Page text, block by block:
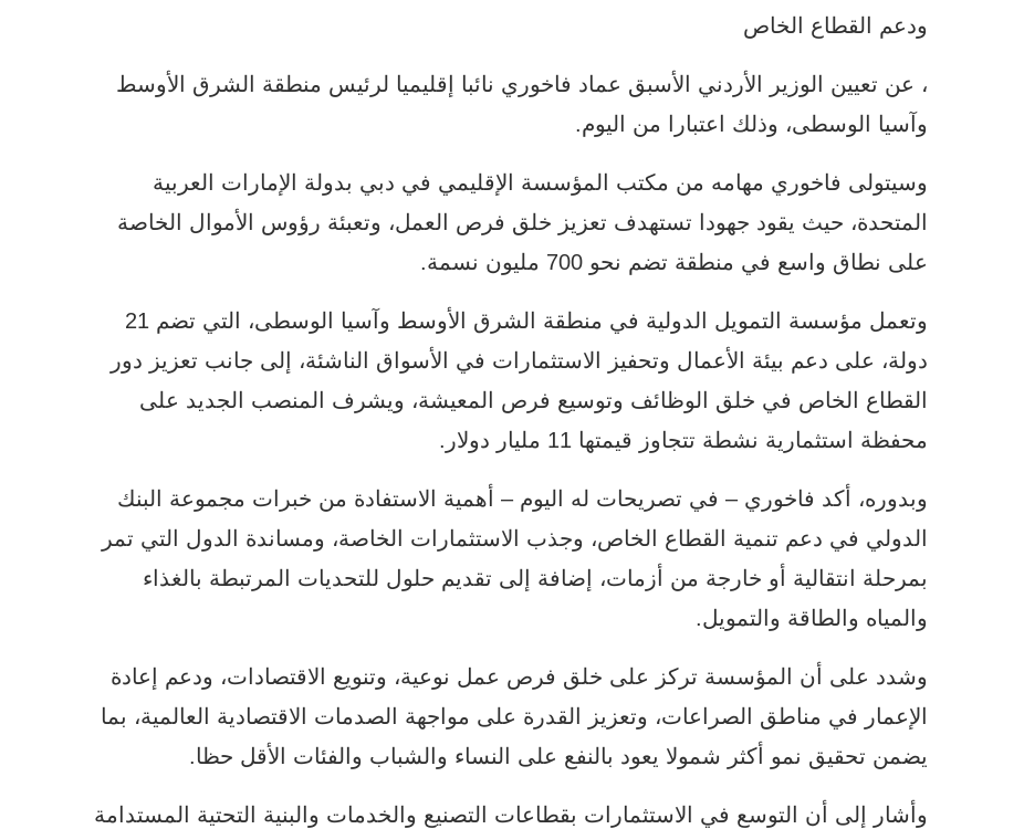
ودعم القطاع الخاص
، عن تعيين الوزير الأردني الأسبق عماد فاخوري نائبا إقليميا لرئيس منطقة الشرق الأوسط
وآسيا الوسطى، وذلك اعتبارا من اليوم.
وسيتولى فاخوري مهامه من مكتب المؤسسة الإقليمي في دبي بدولة الإمارات العربية
المتحدة، حيث يقود جهودا تستهدف تعزيز خلق فرص العمل، وتعبئة رؤوس الأموال الخاصة
على نطاق واسع في منطقة تضم نحو 700 مليون نسمة.
وتعمل مؤسسة التمويل الدولية في منطقة الشرق الأوسط وآسيا الوسطى، التي تضم 21
دولة، على دعم بيئة الأعمال وتحفيز الاستثمارات في الأسواق الناشئة، إلى جانب تعزيز دور
القطاع الخاص في خلق الوظائف وتوسيع فرص المعيشة، ويشرف المنصب الجديد على
محفظة استثمارية نشطة تتجاوز قيمتها 11 مليار دولار.
وبدوره، أكد فاخوري – في تصريحات له اليوم – أهمية الاستفادة من خبرات مجموعة البنك
الدولي في دعم تنمية القطاع الخاص، وجذب الاستثمارات الخاصة، ومساندة الدول التي تمر
بمرحلة انتقالية أو خارجة من أزمات، إضافة إلى تقديم حلول للتحديات المرتبطة بالغذاء
والمياه والطاقة والتمويل.
وشدد على أن المؤسسة تركز على خلق فرص عمل نوعية، وتنويع الاقتصادات، ودعم إعادة
الإعمار في مناطق الصراعات، وتعزيز القدرة على مواجهة الصدمات الاقتصادية العالمية، بما
يضمن تحقيق نمو أكثر شمولا يعود بالنفع على النساء والشباب والفئات الأقل حظا.
وأشار إلى أن التوسع في الاستثمارات بقطاعات التصنيع والخدمات والبنية التحتية المستدامة